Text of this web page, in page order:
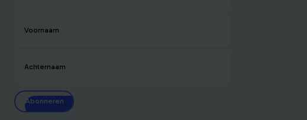
Voornaam
Achternaam
Abonneren